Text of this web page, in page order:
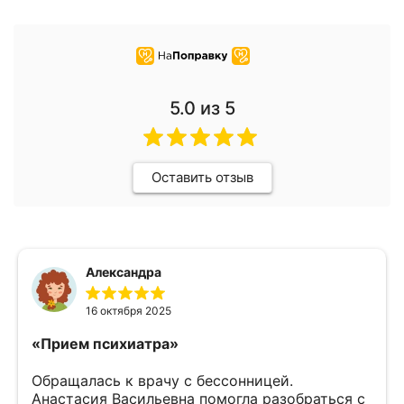
реляционная перспектива»
5.0 из 5
Оставить отзыв
Александра
16 октября 2025
«Прием психиатра»
Обращалась к врачу с бессонницей.
Анастасия Васильевна помогла разобраться с